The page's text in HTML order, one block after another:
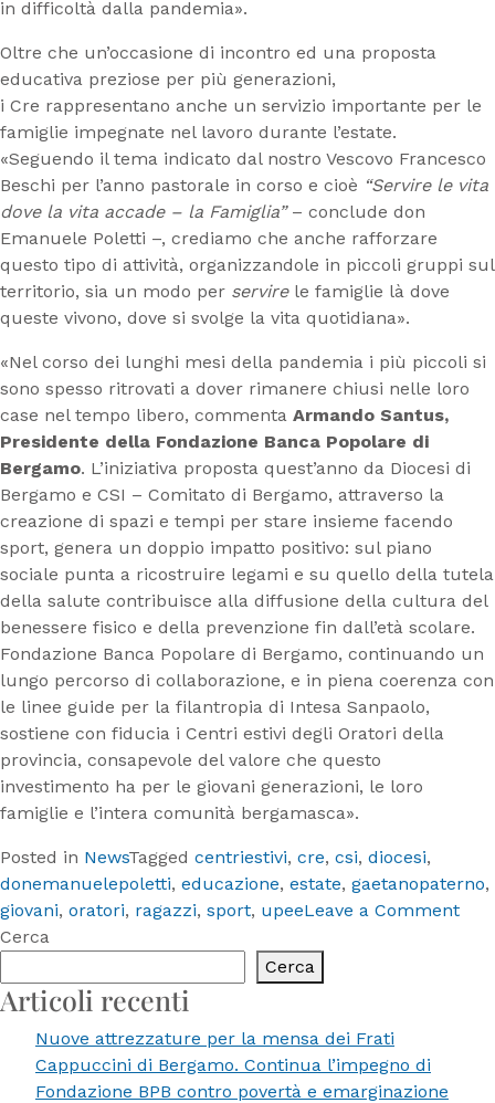
in difficoltà dalla pandemia».
Oltre che un’occasione di incontro ed una proposta
educativa preziose per più generazioni,
i Cre rappresentano anche un servizio importante per le
famiglie impegnate nel lavoro durante l’estate.
«Seguendo il tema indicato dal nostro Vescovo Francesco
Beschi per l’anno pastorale in corso e cioè “Servire le vita
dove la vita accade – la Famiglia”– conclude don
Emanuele Poletti –, crediamo che anche rafforzare
questo tipo di attività, organizzandole in piccoli gruppi sul
territorio, sia un modo per servirele famiglie là dove
queste vivono, dove si svolge la vita quotidiana».
«Nel corso dei lunghi mesi della pandemia i più piccoli si
sono spesso ritrovati a dover rimanere chiusi nelle loro
case nel tempo libero, commenta Armando Santus,
Presidente della Fondazione Banca Popolare di
Bergamo. L’iniziativa proposta quest’anno da Diocesi di
Bergamo e CSI – Comitato di Bergamo, attraverso la
creazione di spazi e tempi per stare insieme facendo
sport, genera un doppio impatto positivo: sul piano
sociale punta a ricostruire legami e su quello della tutela
della salute contribuisce alla diffusione della cultura del
benessere fisico e della prevenzione fin dall’età scolare.
Fondazione Banca Popolare di Bergamo, continuando un
lungo percorso di collaborazione, e in piena coerenza con
le linee guide per la filantropia di Intesa Sanpaolo,
sostiene con fiducia i Centri estivi degli Oratori della
provincia, consapevole del valore che questo
investimento ha per le giovani generazioni, le loro
famiglie e l’intera comunità bergamasca».
Posted in NewsTagged centriestivi, cre, csi, diocesi,
donemanuelepoletti, educazione, estate, gaetanopaterno,
giovani, oratori, ragazzi, sport, upeeLeave a Commenton
Cerca
Cerca
Articoli recenti
Nuove attrezzature per la mensa dei Frati
Cappuccini di Bergamo. Continua l’impegno di
Fondazione BPB contro povertà e emarginazione